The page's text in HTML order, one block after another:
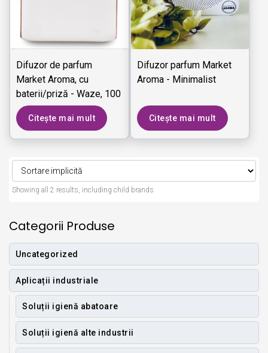
Difuzor de parfum
Market Aroma, cu
baterii/priză - Waze, 100
m³
Citește mai mult
Difuzor parfum Market
Aroma - Minimalist
Citește mai mult
Showing all 2 results, including child brands
Categorii Produse
Uncategorized
Aplicații industriale
Soluții igienă abatoare
Soluții igienă alte industrii